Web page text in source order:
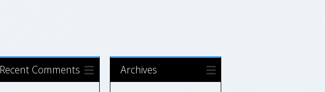
Recent Comments Archives